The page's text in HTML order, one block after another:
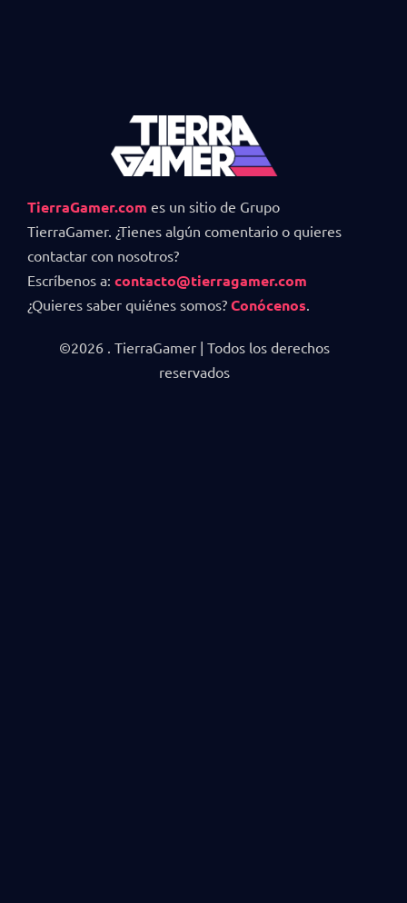
TierraGamer.com es un sitio de Grupo
TierraGamer. ¿Tienes algún comentario o quieres
contactar con nosotros?
Escríbenos a: contacto@tierragamer.com
¿Quieres saber quiénes somos? Conócenos
©2026 . TierraGamer | Todos los derechos
reservados